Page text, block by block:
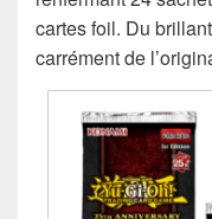
cartes foil. Du
carrément de